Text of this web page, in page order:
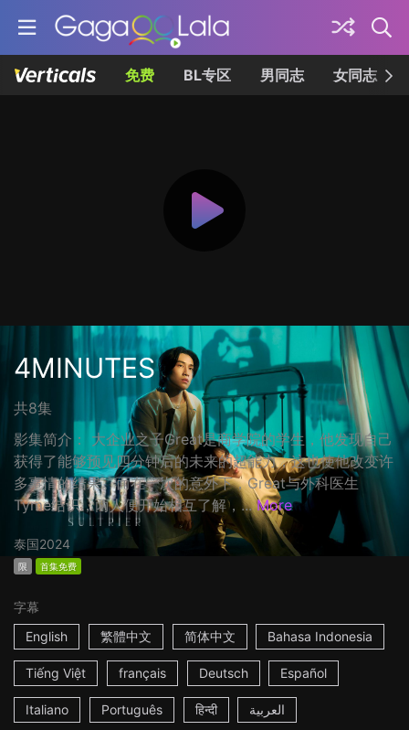
免费 BL专区 男同志 女同志
4MINUTES
共8集
影集简介： 大企业之子Great是商学院的学生，他发现自己
获得了能够预见四分钟后的未来的超能力，这也使他改变许
多事情的结果。而在一次的意外下，Great与外科医生
Tyme结识，两人便开始相互了解，... More
泰国2024
限 首集免费
字幕
English
繁體中文 简体中文 Bahasa Indonesia
Tiếng Việt français Deutsch Español
Italiano Português हिन्दी العربية